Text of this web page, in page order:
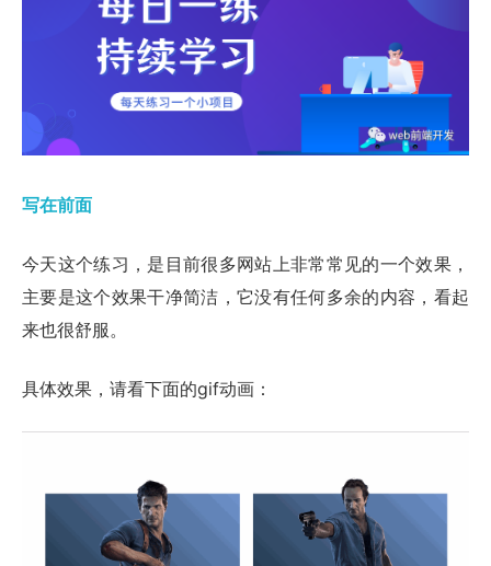
写在前面
今天这个练习，是目前很多网站上非常常见的一个效果，
主要是这个效果干净简洁，它没有任何多余的内容，看起
来也很舒服。
具体效果，请看下面的gif动画：